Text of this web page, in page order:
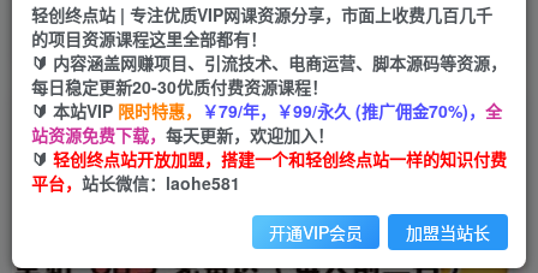
投稿专区 免费
教程必须完整详细
APP下载
Down
轻创终点站 | 专注优质VIP网课资源分享，市面上收费几百几千
的项目资源课程这里全部都有！
🔰 内容涵盖网赚项目、引流技术、电商运营、脚本源码等资源，
每日稳定更新20-30优质付费资源课程！
🔰 本站VIP 限时特惠， ￥79/年，￥99/永久 (推广佣金70%)， 全
站资源免费下载， 每天更新，欢迎加入！
🔰 轻创终点站开放加盟，搭建一个和轻创终点站一样的知识付费
平台， 站长微信：laohe581
开通VIP会员 加盟当站长